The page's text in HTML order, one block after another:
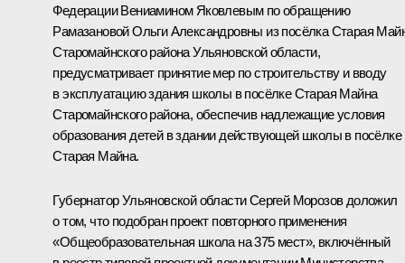
Федерации Вениамином Яковлевым по обращению
Рамазановой Ольги Александровны из посёлка Старая
Старомайнского района Ульяновской области,
предусматривает принятие мер по строительству и вводу
в эксплуатацию здания школы в посёлке Старая Майна
Старомайнского района, обеспечив надлежащие условия
образования детей в здании действующей школы в посёлке
Старая Майна.
Губернатор Ульяновской области Сергей Морозов доложил
о том, что подобран проект повторного применения
«Общеобразовательная школа на 375 мест», включённый